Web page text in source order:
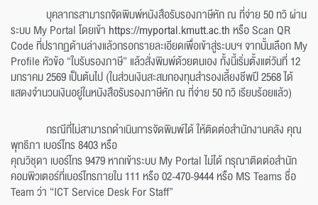
บุคลากรสามารถจัดพิมพ์หนังสือรับรองภาษีหัก ณ ที่จ่าย 50 ทวิ ผ่าน
ระบบ My Portal โดยเข้า https://myportal.kmutt.ac.th หรือ Scan QR
Code ที่ปรากฏด้านล่างแล้วกรอกรายละเอียดเพื่อเข้าสู่ระบบฯ จากนั้นเลือก My
Profile หัวข้อ “ใบรับรองภาษี” แล้วสั่งพิมพ์ด้วยตนเอง ทั้งนี้เริ่มตั้งแต่วันที่ 12
มกราคม 2569 เป็นต้นไป (ในส่วนเงินสะสมกองทุนสำรองเลี้ยงชีพปี 2568 ได้
แสดงจำนวนเงินอยู่ในหนังสือรับรองภาษีหัก ณ ที่จ่าย 50 ทวิ เรียบร้อยแล้ว)
กรณีที่ไม่สามารถดำเนินการจัดพิมพ์ได้ ให้ติดต่อสำนักงานคลัง คุณ
พุทธิภา เบอร์โทร 8403 หรือ
คุณวิชุดา เบอร์โทร 9479 หากเข้าระบบ My Portal ไม่ได้ กรุณาติดต่อสำนัก
คอมพิวเตอร์ที่เบอร์โทรภายใน 111 หรือ 02-470-9444 หรือ MS Teams ชื่อ
Team ว่า “ICT Service Desk For Staff”